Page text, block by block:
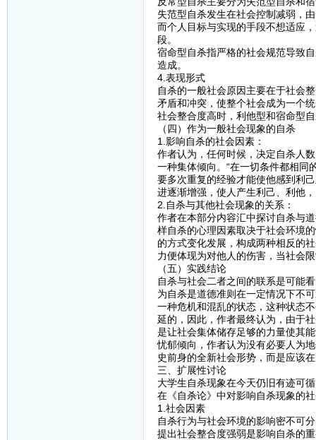
失范型自杀发生在社会控制减弱，
而个人目标与实现的手段不想适应
段。
宿命型自杀指严格的社会规范导致
造成。
4.表现形式
自杀的一般社会原因主要在于社会
矛盾和冲突，使整个社会成为一个
社会整合度高时，利他型和宿命型
（四）作为一般社会现象的自杀
1.影响自杀的社会因素：
作者认为，任何时候，决定自杀人
一种集体倾向。“在一切条件都相同
要多次重复的经验才能使他感到利
进逐渐增强，使人产生利己、利他
2.自杀与其他社会现象的关系：
作者在本部分内容汇中探讨自杀与
样自杀的心理因素取决于社会环境
的方式变化发展，构成两种相反的
力便体现为对他人的伤害，当社会
（五）实践结论
自杀与社会二者之间的联系是可能
为自杀是道德准则在一定情况下不
一种危机和混乱的状态，这种状态
延的，因此，作者最终认为，由于
是让社会集体储存足够的力量使其
忧郁倾向，作者认为没有必要人为
史前身的全新社会形势，而是应该
三、扩展性讨论
大学生自杀现象在今天仍旧有迹可
在《自杀论》中对影响自杀现象的
1.社会因素
自杀行为与社会环境的影响密不可
提出社会整合度强弱是影响自杀的